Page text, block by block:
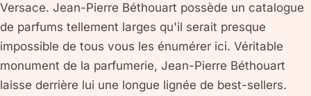
Versace. Jean-Pierre Béthouart possède un catalogue
de parfums tellement larges qu'il serait presque
impossible de tous vous les énumérer ici. Véritable
monument de la parfumerie, Jean-Pierre Béthouart
laisse derrière lui une longue lignée de best-sellers.